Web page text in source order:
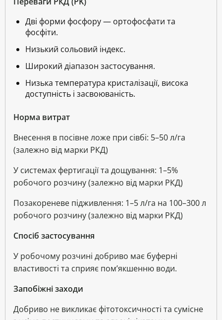
Дві форми фосфору — ортофосфати та
фосфіти.
Низький сольовий індекс.
Широкий діапазон застосування.
Низька температура кристалізації, висока
доступність і засвоюваність.
Норма витрат
Внесення в посівне ложе при сівбі: 5–50 л/га
(залежно від марки РКД)
У системах фертигації та дощування: 1–5%
робочого розчину (залежно від марки РКД)
Позакореневе підживлення: 1–5 л/га на 100–300 л
робочого розчину (залежно від марки РКД)
Спосіб застосування
У робочому розчині добриво має буферні
властивості та сприяє пом’якшенню води.
Запобіжні заходи
Добриво не викликає фітотоксичності та сумісне